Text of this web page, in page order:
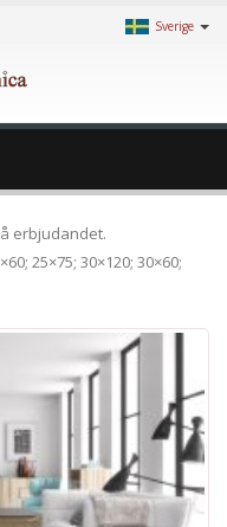
Sverige
erbjudandet.
25×75; 30×120; 30×60;